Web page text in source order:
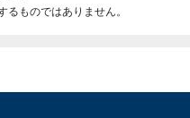
ものではありません。